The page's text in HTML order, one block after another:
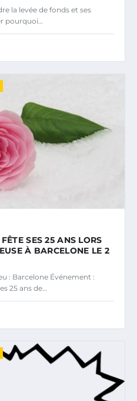
la levée de fonds et ses
pourquoi…
SES 25 ANS LORS
À BARCELONE LE 2
: Barcelone Événement :
25 ans de…